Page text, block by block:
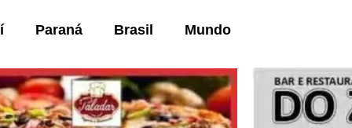
Paraná Brasil Mundo